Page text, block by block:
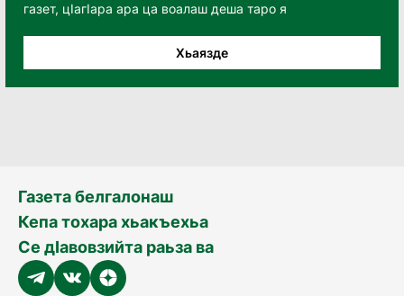
газет, цӀагӀара ара ца воалаш деша таро я
Хьаязде
Газета белгалонаш
Кепа тохара хьакъехьа
Се дӀавовзийта раьза ва